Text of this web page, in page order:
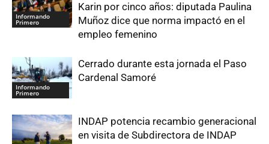
Informando
Primero
Karin por cinco años: diputada Paulina
Muñoz dice que norma impactó en el
empleo femenino
Informando
Primero
Cerrado durante esta jornada el Paso
Cardenal Samoré
INDAP potencia recambio generacional
en visita de Subdirectora de INDAP